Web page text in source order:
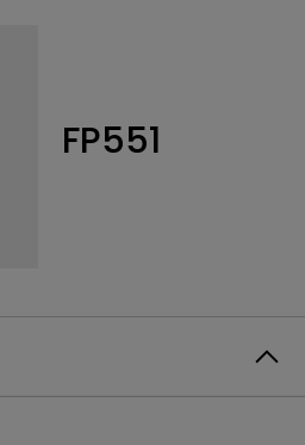
FP551